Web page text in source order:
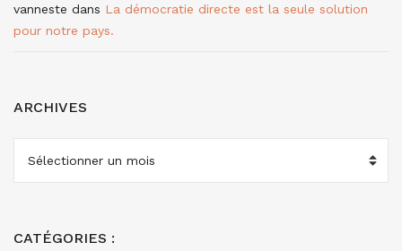
vanneste dans La démocratie directe est la seule solution
pour notre pays.
ARCHIVES
CATÉGORIES :